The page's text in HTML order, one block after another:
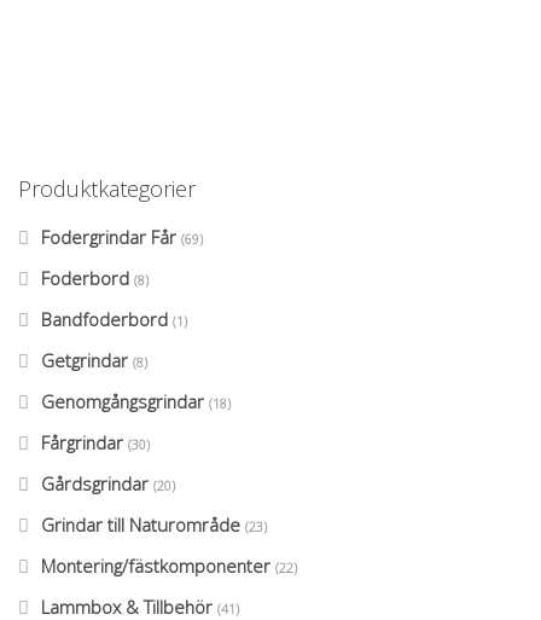
Produktkategorier
Fodergrindar Får (69)
Foderbord (8)
Bandfoderbord (1)
Getgrindar (8)
Genomgångsgrindar (18)
Fårgrindar (30)
Gårdsgrindar (20)
Grindar till Naturområde (23)
Montering/fästkomponenter (22)
Lammbox & Tillbehör (41)